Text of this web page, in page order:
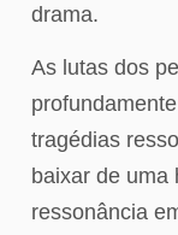
drama.
As lutas dos
tragédias
baixar de uma
ressonância